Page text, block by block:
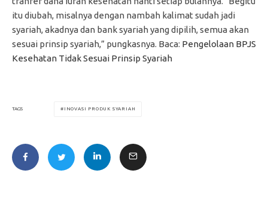
itu diubah, misalnya dengan nambah kalimat sudah jadi
syariah, akadnya dan bank syariah yang dipilih, semua akan
sesuai prinsip syariah,” pungkasnya. Baca: Pengelolaan BPJS
Kesehatan Tidak Sesuai Prinsip Syariah
TAGS INOVASI PRODUK SYARIAH